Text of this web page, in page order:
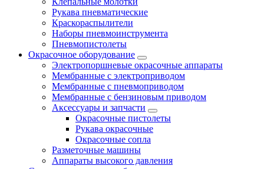
Рукава пневматические
Краскораспылители
Наборы пневмоинструмента
Пневмопистолеты
Окрасочное оборудование
Электропоршневые окрасочные аппараты
Мембранные с электроприводом
Мембранные с пневмоприводом
Мембранные с бензиновым приводом
Аксессуары и запчасти
Окрасочные пистолеты
Рукава окрасочные
Окрасочные сопла
Разметочные машины
Аппараты высокого давления